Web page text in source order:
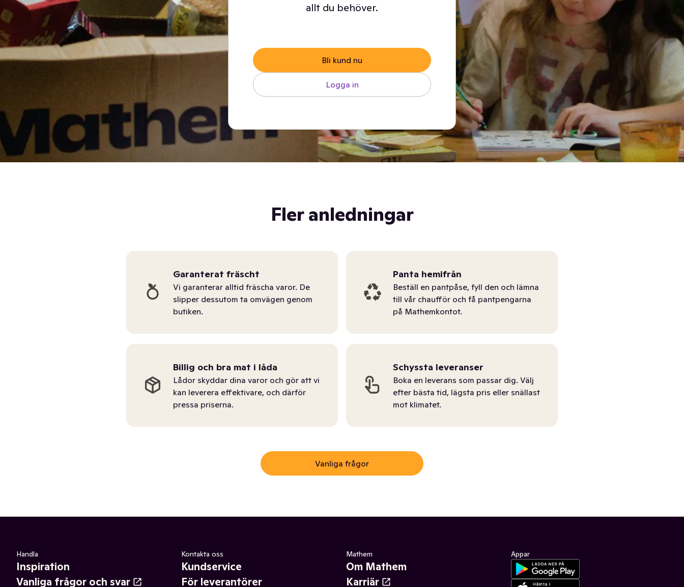
allt du behöver.
Bli kund nu
Logga in
Fler anledningar
Garanterat fräscht
Vi garanterar alltid fräscha varor. De
slipper dessutom ta omvägen genom
butiken.
Panta hemifrån
Beställ en pantpåse, fyll den och lämna
till vår chaufför och få pantpengarna
på Mathemkontot.
Billig och bra mat i låda
Lådor skyddar dina varor och gör att vi
kan leverera effektivare, och därför
pressa priserna.
Schyssta leveranser
Boka en leverans som passar dig. Välj
efter bästa tid, lägsta pris eller snällast
mot klimatet.
Vanliga frågor
Handla
Inspiration
Vanliga frågor och svar
Kontakta oss
Kundservice
För leverantörer
Mathem
Om Mathem
Karriär
Appar